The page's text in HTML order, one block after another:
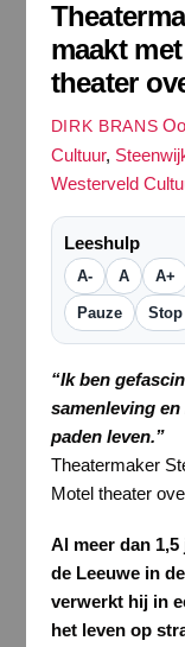
maakt
theater
DIRK BRANS
Cultuur,
Westerveld
Leeshulp
A- A A+
Pauze Stop
“Ik ben
samenleving
paden leven.”
Theatermaker
Motel theater
Al meer dan
de Leeuwe in
verwerkt hij in
het leven op